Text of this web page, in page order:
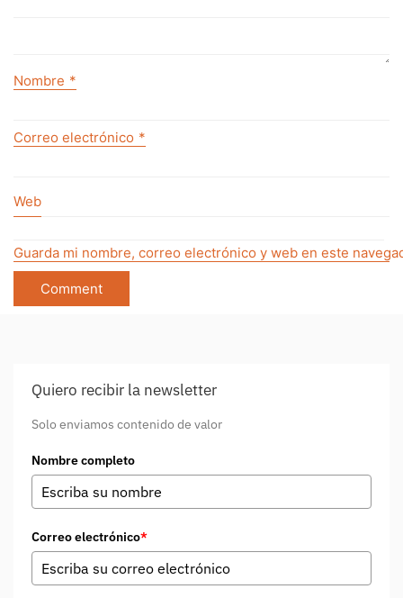
Nombre *
Correo electrónico *
Web
Guarda mi nombre, correo electrónico y web en este
Quiero recibir la newsletter
Solo enviamos contenido de valor
Nombre completo
Correo electrónico*